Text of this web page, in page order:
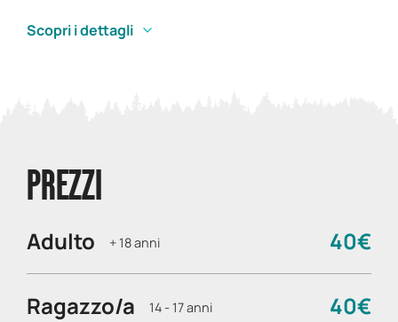
Scopri i dettagli
PREZZI
Adulto + 18 anni 40€
Ragazzo/a 14 - 17 anni 40€